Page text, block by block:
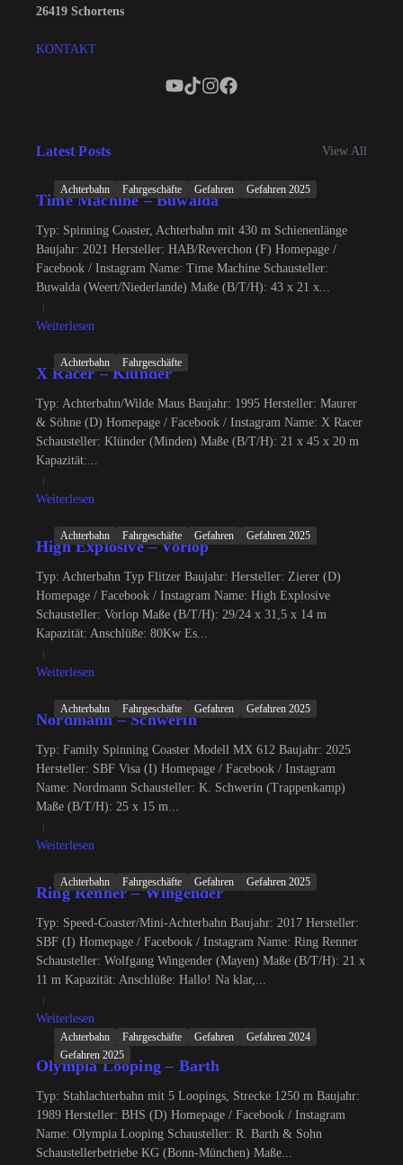
26419 Schortens
KONTAKT
Latest Posts View All
Achterbahn Fahrgeschäfte Gefahren Gefahren 2025
Time Machine – Buwalda
Typ: Spinning Coaster, Achterbahn mit 430 m Schienenlänge
Baujahr: 2021 Hersteller: HAB/Reverchon (F) Homepage /
Facebook / Instagram Name: Time Machine Schausteller:
Buwalda (Weert/Niederlande) Maße (B/T/H): 43 x 21 x...
Weiterlesen
Achterbahn Fahrgeschäfte
X Racer – Klünder
Typ: Achterbahn/Wilde Maus Baujahr: 1995 Hersteller: Maurer
& Söhne (D) Homepage / Facebook / Instagram Name: X Racer
Schausteller: Klünder (Minden) Maße (B/T/H): 21 x 45 x 20 m
Kapazität:...
Weiterlesen
Achterbahn Fahrgeschäfte Gefahren Gefahren 2025
High Explosive – Vorlop
Typ: Achterbahn Typ Flitzer Baujahr: Hersteller: Zierer (D)
Homepage / Facebook / Instagram Name: High Explosive
Schausteller: Vorlop Maße (B/T/H): 29/24 x 31,5 x 14 m
Kapazität: Anschlüße: 80Kw Es...
Weiterlesen
Achterbahn Fahrgeschäfte Gefahren Gefahren 2025
Nordmann – Schwerin
Typ: Family Spinning Coaster Modell MX 612 Baujahr: 2025
Hersteller: SBF Visa (I) Homepage / Facebook / Instagram
Name: Nordmann Schausteller: K. Schwerin (Trappenkamp)
Maße (B/T/H): 25 x 15 m...
Weiterlesen
Achterbahn Fahrgeschäfte Gefahren Gefahren 2025
Ring Renner – Wingender
Typ: Speed-Coaster/Mini-Achterbahn Baujahr: 2017 Hersteller:
SBF (I) Homepage / Facebook / Instagram Name: Ring Renner
Schausteller: Wolfgang Wingender (Mayen) Maße (B/T/H): 21 x
11 m Kapazität: Anschlüße: Hallo! Na klar,...
Weiterlesen
Achterbahn Fahrgeschäfte Gefahren
Gefahren 2024
Gefahren 2025
Olympia Looping – Barth
Typ: Stahlachterbahn mit 5 Loopings, Strecke 1250 m Baujahr:
1989 Hersteller: BHS (D) Homepage / Facebook / Instagram
Name: Olympia Looping Schausteller: R. Barth & Sohn
Schaustellerbetriebe KG (Bonn-München) Maße...